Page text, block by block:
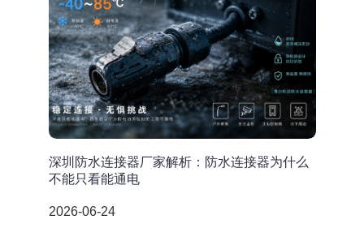
深圳防水连接器厂家解析：防水连接器为什么
不能只看能通电
2026-06-24